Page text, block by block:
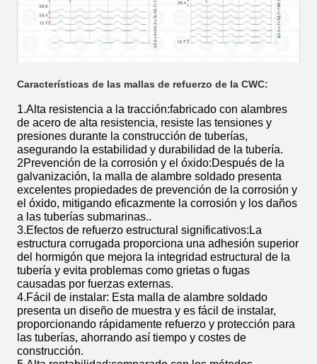
Características de las mallas de refuerzo de la CWC:
1.Alta resistencia a la tracción:fabricado con alambres
de acero de alta resistencia, resiste las tensiones y
presiones durante la construcción de tuberías,
asegurando la estabilidad y durabilidad de la tubería.
2Prevención de la corrosión y el óxido:Después de la
galvanización, la malla de alambre soldado presenta
excelentes propiedades de prevención de la corrosión y
el óxido, mitigando eficazmente la corrosión y los daños
a las tuberías submarinas..
3.Efectos de refuerzo estructural significativos:La
estructura corrugada proporciona una adhesión superior
del hormigón que mejora la integridad estructural de la
tubería y evita problemas como grietas o fugas
causadas por fuerzas externas.
4.Fácil de instalar: Esta malla de alambre soldado
presenta un diseño de muestra y es fácil de instalar,
proporcionando rápidamente refuerzo y protección para
las tuberías, ahorrando así tiempo y costes de
construcción.